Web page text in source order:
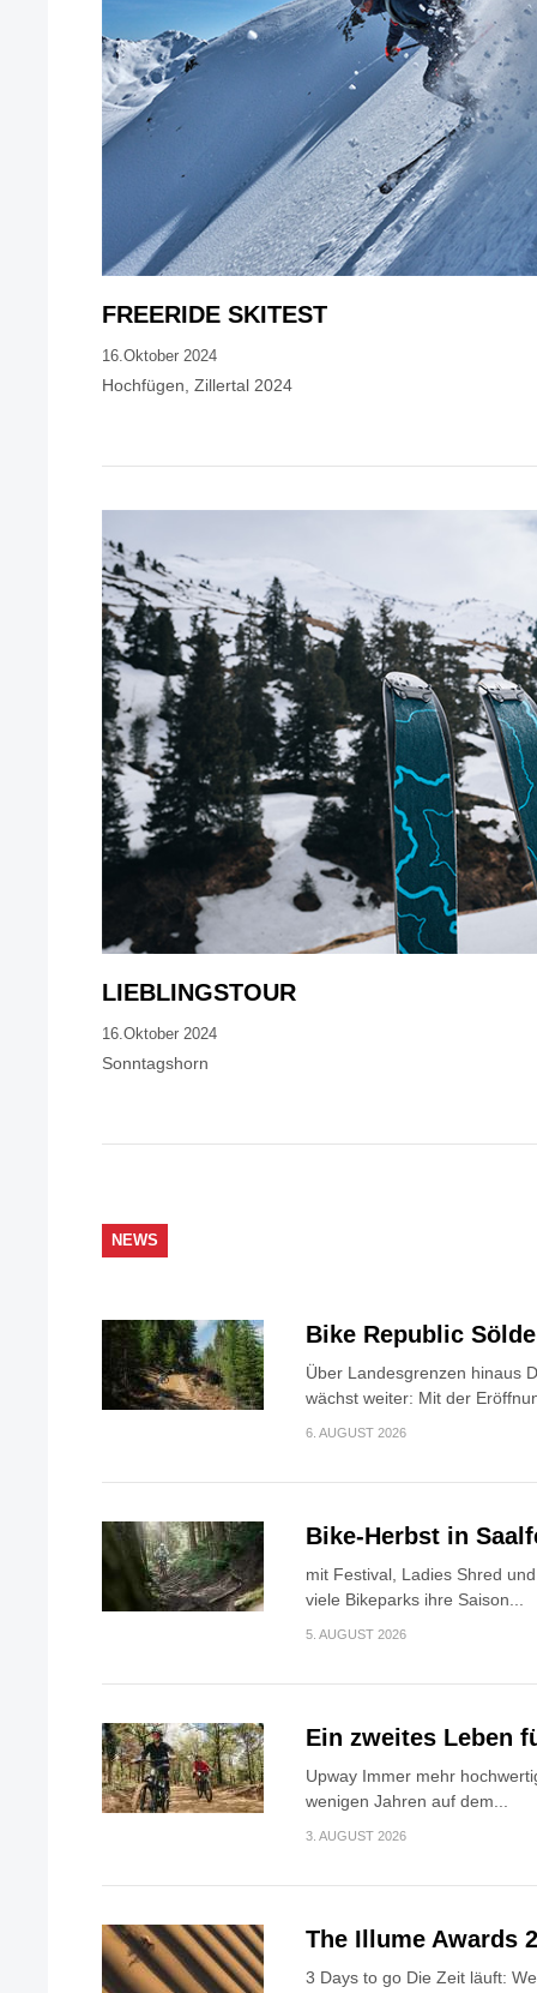
FREERIDE SKITEST
16.Oktober 2024
Hochfügen, Zillertal 2024
LIEBLINGSTOUR
16.Oktober 2024
Sonntagshorn
NEWS
Bike Republic
Über Landesgrenzen hinaus
wächst weiter: Mit der
6. AUGUST 2026
Bike-Herbst in
mit Festival, Ladies Shred
viele Bikeparks ihre Saison...
5. AUGUST 2026
Ein zweites Leben
Upway Immer mehr
wenigen Jahren auf dem...
3. AUGUST 2026
The Illume Awards
3 Days to go Die Zeit läuft: